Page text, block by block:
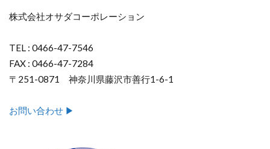
株式会社オサダコーポレーション
TEL : 0466-47-7546
FAX : 0466-47-7284
〒251-0871 神奈川県藤沢市善行1-6-1
お問い合わせ ▶︎